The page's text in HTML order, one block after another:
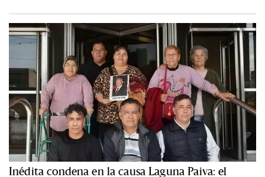
Inédita condena en la causa Laguna Paiva: el